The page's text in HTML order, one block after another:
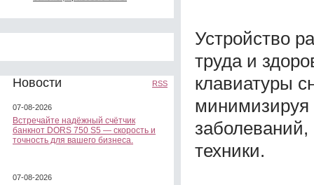
Новости RSS
07-08-2026
Встречайте надёжный счётчик
банкнот DORS 750 S5 — скорость и
точность для вашего бизнеса.
07-08-2026
Устройство
труда и
клавиатуры
минимизируя
техники.